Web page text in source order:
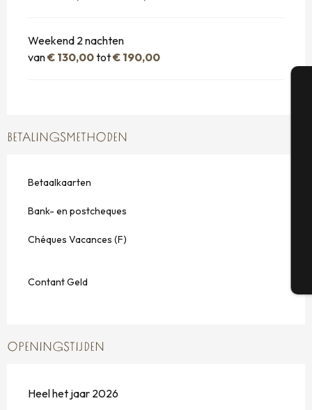
Weekend 2 nachten
van€ 130,00tot€ 190,00
BETALINGSMETHODEN
Betaalkaarten
Bank- en postcheques
Chéques Vacances (F)
Contant Geld
OPENINGSTIJDEN
Heel het jaar 2026